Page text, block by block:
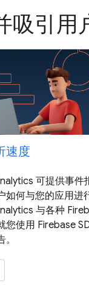
吸引用
速度
可提供事件
如何与您的应用进
与各种
您使用 Firebase